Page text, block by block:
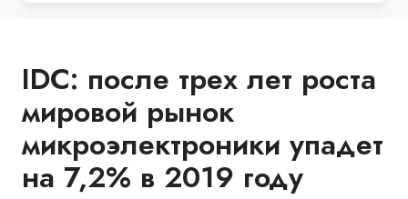
IDC: после трех лет роста
мировой рынок
микроэлектроники упадет
на 7,2% в 2019 году